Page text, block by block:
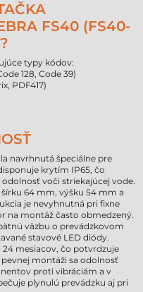
FS40 (FS40-
typy kódov:
128, Code 39)
PDF417)
navrhnutá špeciálne pre
krytím IP65, čo
voči striekajúcej vode.
64 mm, výšku 54 mm a
je nevyhnutná pri fixne
na montáž často obmedzený.
väzbu o prevádzkovom
stavové LED diódy.
mesiacov, čo potvrdzuje
montáži sa odolnosť
proti vibráciám a v
plynulú prevádzku aj pri